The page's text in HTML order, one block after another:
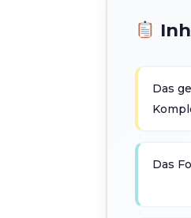
Das
Das